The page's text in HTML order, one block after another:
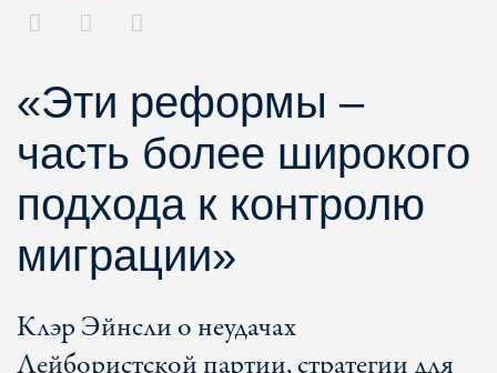
«Эти реформы –
часть более широкого
подхода к контролю
миграции»
Клэр Эйнсли о неудачах